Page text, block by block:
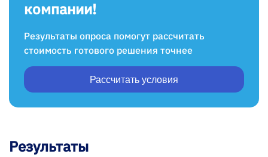
компании!
Результаты опроса помогут рассчитать
стоимость готового решения точнее
Рассчитать условия
Результаты